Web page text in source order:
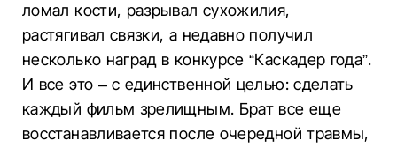
ломал кости, разрывал сухожилия,
растягивал связки, а недавно получил
несколько наград в конкурсе “Каскадер года”.
И все это – с единственной целью: сделать
каждый фильм зрелищным. Брат все еще
восстанавливается после очередной травмы,